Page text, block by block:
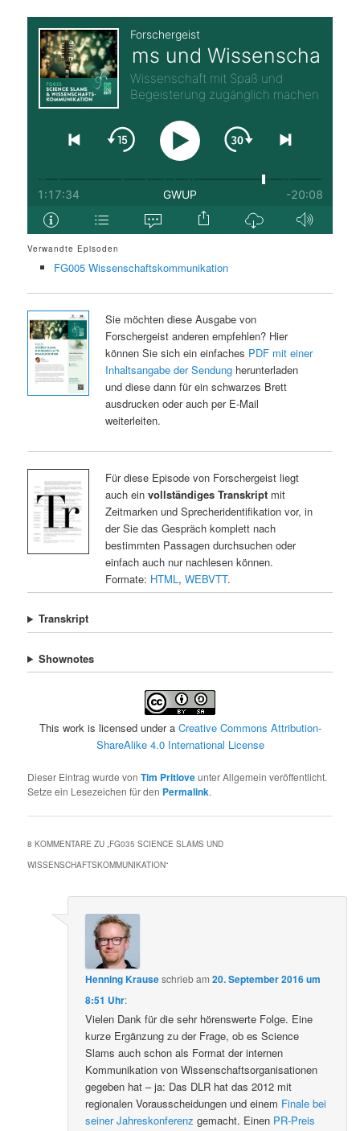
n
Verwandte Episoden
FG005 Wissenschaftskommunikation
Sie möchten diese Ausgabe von
Forschergeist anderen empfehlen? Hier
können Sie sich ein einfaches PDF mit einer
Inhaltsangabe der Sendungherunterladen
und diese dann für ein schwarzes Brett
ausdrucken oder auch per E-Mail
weiterleiten.
Für diese Episode von Forschergeist liegt
auch ein vollständiges Transkriptmit
Zeitmarken und Sprecheridentifikation vor, in
der Sie das Gespräch komplett nach
bestimmten Passagen durchsuchen oder
einfach auch nur nachlesen können.
Formate: HTML , WEBVTT.
Transkript
Shownotes
This work is licensed under a Creative Commons Attribution-
ShareAlike 4.0 International License
Dieser Eintrag wurde vonTim Pritloveunter Allgemein veröffentlicht.
Setze ein Lesezeichen für den Permalink.
8 KOMMENTARE ZU „FG035 SCIENCE SLAMS UND
WISSENSCHAFTSKOMMUNIKATION“
Henning Krauseschriebam20. September 2016 um
8:51 Uhr:
Vielen Dank für die sehr hörenswerte Folge. Eine
kurze Ergänzung zu der Frage, ob es Science
Slams auch schon als Format der internen
Kommunikation von Wissenschaftsorganisationen
gegeben hat – ja: Das DLR hat das 2012 mit
regionalen Vorausscheidungen und einem Finale bei
seiner Jahreskonferenz gemacht. Einen PR-Preis